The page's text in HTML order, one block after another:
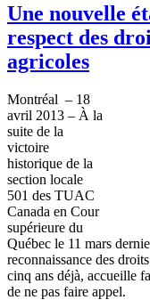
Une nouvelle
respect des
agricoles
Montréal – 18
avril 2013 – À la
suite de la
victoire
historique de la
section locale
501 des TUAC
Canada en Cour
supérieure du
Québec le 11 mars
reconnaissance des droits
cinq ans déjà, accueille
de ne pas faire appel.